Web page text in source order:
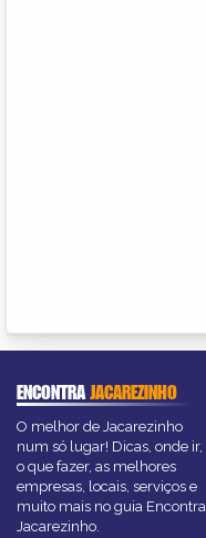
ENCONTRAJACAREZINHO
O melhor de Jacarezinho
num só lugar! Dicas, onde ir,
o que fazer, as melhores
empresas, locais, serviços e
muito mais no guia Encontra
Jacarezinho.